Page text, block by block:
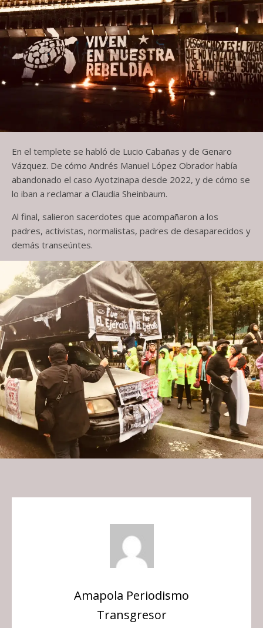
En el templete se habló de Lucio Cabañas y de Genaro
Vázquez. De cómo Andrés Manuel López Obrador había
abandonado el caso Ayotzinapa desde 2022, y de cómo se
lo iban a reclamar a Claudia Sheinbaum.
Al final, salieron sacerdotes que acompañaron a los
padres, activistas, normalistas, padres de desaparecidos y
demás transeúntes.
Amapola Periodismo
Transgresor